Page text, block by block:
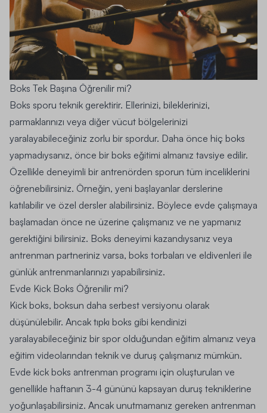
Boks Tek Başına Öğrenilir mi?
Boks sporu teknik gerektirir. Ellerinizi, bileklerinizi,
parmaklarınızı veya diğer vücut bölgelerinizi
yaralayabileceğiniz zorlu bir spordur. Daha önce hiç boks
yapmadıysanız, önce bir boks eğitimi almanız tavsiye edilir.
Özellikle deneyimli bir antrenörden sporun tüm inceliklerini
öğrenebilirsiniz. Örneğin, yeni başlayanlar derslerine
katılabilir ve özel dersler alabilirsiniz. Böylece evde çalışmaya
başlamadan önce ne üzerine çalışmanız ve ne yapmanız
gerektiğini bilirsiniz. Boks deneyimi kazandıysanız veya
antrenman partneriniz varsa, boks torbaları ve eldivenleri ile
günlük antrenmanlarınızı yapabilirsiniz.
Evde Kick Boks Öğrenilir mi?
Kick boks, boksun daha serbest versiyonu olarak
düşünülebilir. Ancak tıpkı boks gibi kendinizi
yaralayabileceğiniz bir spor olduğundan eğitim almanız veya
eğitim videolarından teknik ve duruş çalışmanız mümkün.
Evde kick boks antrenman programı için oluşturulan ve
genellikle haftanın 3-4 gününü kapsayan duruş tekniklerine
yoğunlaşabilirsiniz. Ancak unutmamanız gereken antrenman